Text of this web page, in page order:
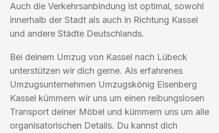
Auch die Verkehrsanbindung ist optimal, sowohl
innerhalb der Stadt als auch in Richtung Kassel
und andere Städte Deutschlands.
Bei deinem Umzug von Kassel nach Lübeck
unterstützen wir dich gerne. Als erfahrenes
Umzugsunternehmen Umzugskönig Eisenberg
Kassel kümmern wir uns um einen reibungslosen
Transport deiner Möbel und kümmern uns um alle
organisatorischen Details. Du kannst dich